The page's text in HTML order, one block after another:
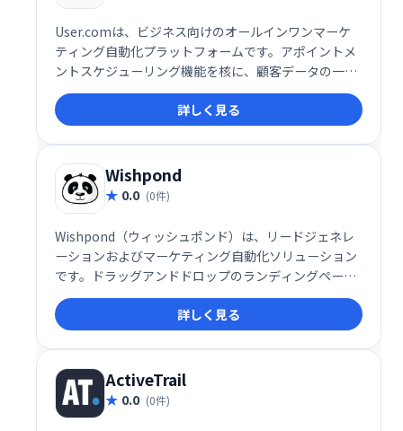
User.comは、ビジネス向けのオールインワンマーケ
ティング自動化プラットフォームです。アポイントメ
ントスケジューリング機能を核に、顧客データの一元
管理でエンゲージメントとコンバージョン率向上を実
現します。様々なコミュニケーションチャネルを統合
し、効率的な顧客接点を促進。予約スケジュールの最
適化で、ビジネス成長を支援します。
詳しく見る
Wishpond
0.0 (0件)
Wishpond（ウィッシュポンド）は、リードジェネレ
ーションおよびマーケティング自動化ソリューション
です。ドラッグアンドドロップのランディングページ
エディター、ソーシャルコンテスト、ポップアップ、
フォームを備えたWishpondは、ウェブサイトと電子
メール購読者のエンゲージメントのためのツールを備
えています。
詳しく見る
ActiveTrail
0.0 (0件)